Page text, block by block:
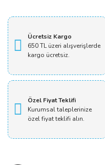
Ücretsiz Kargo
650 TL üzeri alışverişlerde
kargo ücretsiz.
Özel Fiyat Teklifi
Kurumsal taleplerinize
özel fiyat teklifi alın.